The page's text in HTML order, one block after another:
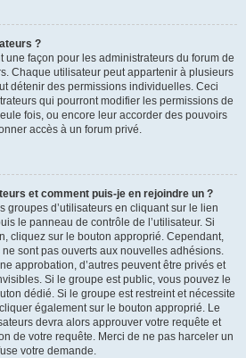
?
une façon pour les administrateurs du forum de
Chaque utilisateur peut appartenir à plusieurs
détenir des permissions individuelles. Ceci
qui pourront modifier les permissions de
fois, ou encore leur accorder des pouvoirs
accès à un forum privé.
et comment puis-je en rejoindre un ?
groupes d’utilisateurs en cliquant sur le lien
le panneau de contrôle de l’utilisateur. Si
cliquez sur le bouton approprié. Cependant,
sont pas ouverts aux nouvelles adhésions.
approbation, d’autres peuvent être privés et
Si le groupe est public, vous pouvez le
dédié. Si le groupe est restreint et nécessite
également sur le bouton approprié. Le
devra alors approuver votre requête et
de votre requête. Merci de ne pas harceler un
votre demande.